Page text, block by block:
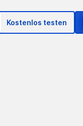
Kostenlos testen